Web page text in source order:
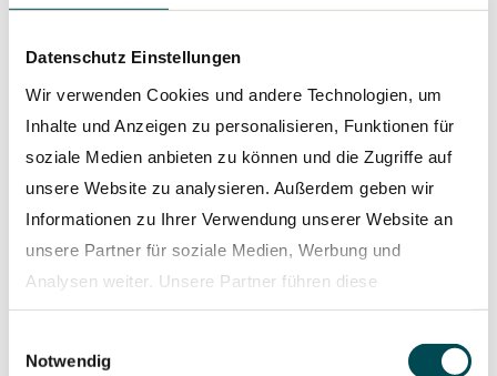
Datenschutz Einstellungen
Wir verwenden Cookies und andere Technologien, um
Inhalte und Anzeigen zu personalisieren, Funktionen für
soziale Medien anbieten zu können und die Zugriffe auf
unsere Website zu analysieren. Außerdem geben wir
Informationen zu Ihrer Verwendung unserer Website an
unsere Partner für soziale Medien, Werbung und
Analysen weiter. Unsere Partner führen diese
Informationen möglicherweise mit weiteren Daten
zusammen, die Sie ihnen bereitgestellt haben oder die
Notwendig
geplanten Joint Venture beteiligt sein. Die Parteien
unterliegt behördlichen und weiteren
Genehmigungen. Die Unterzeichnung einer
Vereinbarung zur Gründung des Joint Ventures ist
bis Ende 2021 zu erwarten.
* Veröffentlicht im Mai 2021 vom Verband
Automobile Manufacturers Association /